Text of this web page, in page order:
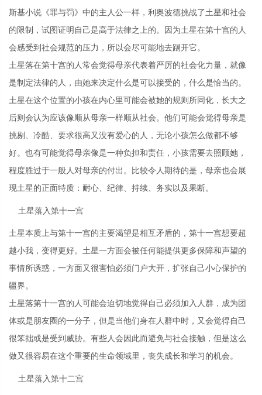
斯基小说《罪与罚》中的主人公一样，利奥波德挑战了土星和社会
的限制，试图证明自己是高于法律之上的。因为土星在第十宫的人
会感受到社会规范的压力，所以会尽可能地去踢开它。
土星落在第十宫的人常会觉得母亲代表着严厉的社会化力量，就像
是制定法律的人，由她来决定什么是可以接受的，什么是恰当的。
土星在这个位置的小孩在内心里可能会被她的规则所同化，长大之
后则会认为应该像顺从母亲一样顺从社会。他们可能会觉得母亲是
挑剔、冷酷、要求很高又没有爱心的人，无论小孩怎么做都不够
好。也有可能觉得母亲像是一种负担和责任，小孩需要去照顾她，
程度胜过于一般人对母亲的付出。比较令人期待的是，母亲也会展
现土星的正面特质：耐心、纪律、持续、务实以及果断。
土星落入第十一宫
土星本质上与第十一宫的主要渴望是相互矛盾的，第十一宫想要超
越小我，变得更好。土星一方面会被任何能提供更多保障和声望的
事情所诱惑，一方面又很害怕必须门户大开，扩张自己小心保护的
疆界。
土星落第十一宫的人可能会迫切地觉得自己必须加入人群，成为团
体或是朋友圈的一分子，但是当他们身在人群中时，又会觉得自己
很笨拙或是受到威胁。有些人会因此而避免与社会接触，但是这么
做又很容易在这个重要的生命领域里，丧失成长和学习的机会。
土星落入第十二宫